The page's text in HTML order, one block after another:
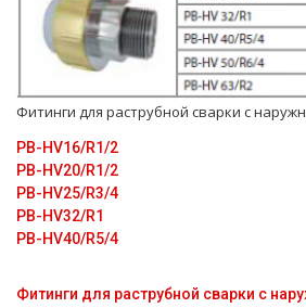
Фитинги для растpубной сварки с
PB-HV16/R1/2
PB-HV20/R1/2
PB-HV25/R3/4
PB-HV32/R1
PB-HV40/R5/4
Фитинги для раструбной сварки с